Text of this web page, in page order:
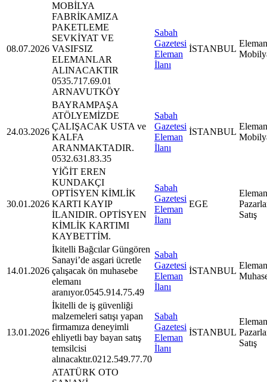
08.07.2026
MOBİLYA
FABRİKAMIZA
PAKETLEME
SEVKİYAT VE
VASIFSIZ
ELEMANLAR
ALINACAKTIR
0535.717.69.01
ARNAVUTKÖY
Sabah
Gazetesi
Eleman
İlanı
İSTANBUL
24.03.2026
BAYRAMPAŞA
ATÖLYEMİZDE
ÇALIŞACAK USTA ve
KALFA
ARANMAKTADIR.
0532.631.83.35
Sabah
Gazetesi
Eleman
İlanı
İSTANBUL
30.01.2026
YİĞİT EREN
KUNDAKÇI
OPTİSYEN KİMLİK
KARTI KAYIP
İLANIDIR. OPTİSYEN
KİMLİK KARTIMI
KAYBETTİM.
Sabah
Gazetesi
Eleman
İlanı
EGE
Satış
14.01.2026
İkitelli Bağcılar Güngören
Sanayi’de asgari ücretle
çalışacak ön muhasebe
elemanı
aranıyor.0545.914.75.49
Sabah
Gazetesi
Eleman
İlanı
İSTANBUL
13.01.2026
İkitelli de iş güvenliği
malzemeleri satışı yapan
firmamıza deneyimli
ehliyetli bay bayan satış
temsilcisi
alınacaktır.0212.549.77.70
Sabah
Gazetesi
Eleman
İlanı
İSTANBUL
Satış
ATATÜRK OTO